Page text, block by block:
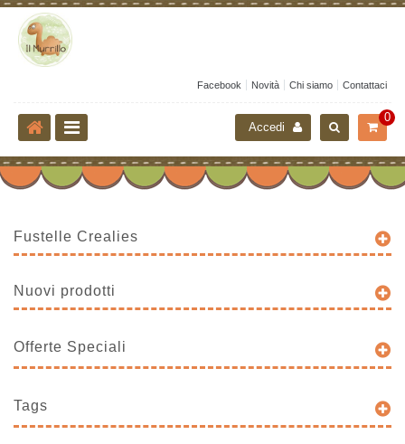
Facebook Novità Chi siamo Contattaci
0
Accedi
Fustelle Crealies
Nuovi prodotti
Offerte Speciali
Tags